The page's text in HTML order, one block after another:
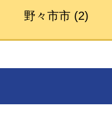
野々市市 (2)